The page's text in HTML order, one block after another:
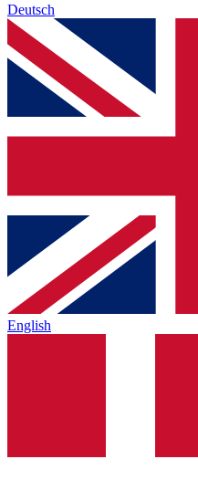
Deutsch
English